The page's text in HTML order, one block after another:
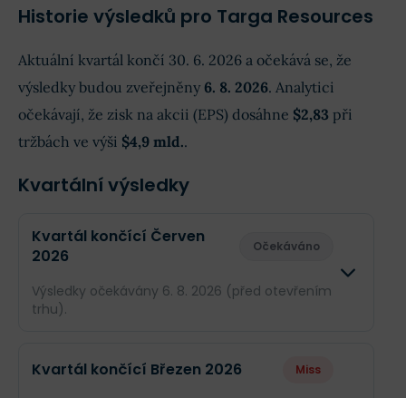
Historie výsledků pro Targa Resources
Aktuální kvartál končí 30. 6. 2026 a očekává se, že
výsledky budou zveřejněny 6. 8. 2026. Analytici
očekávají, že zisk na akcii (EPS) dosáhne $2,83 při
tržbách ve výši $4,9 mld..
Kvartální výsledky
Kvartál končící Červen
2026
Očekáváno
Výsledky očekávány 6. 8. 2026 (před otevřením
trhu).
Kvartál končící Březen 2026 Miss